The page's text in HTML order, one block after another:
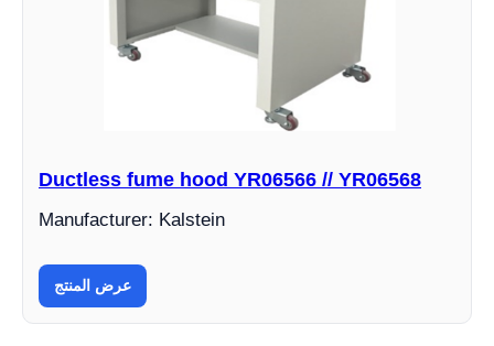
Ductless fume hood YR06566 // YR06568
Manufacturer: Kalstein
عرض المنتج